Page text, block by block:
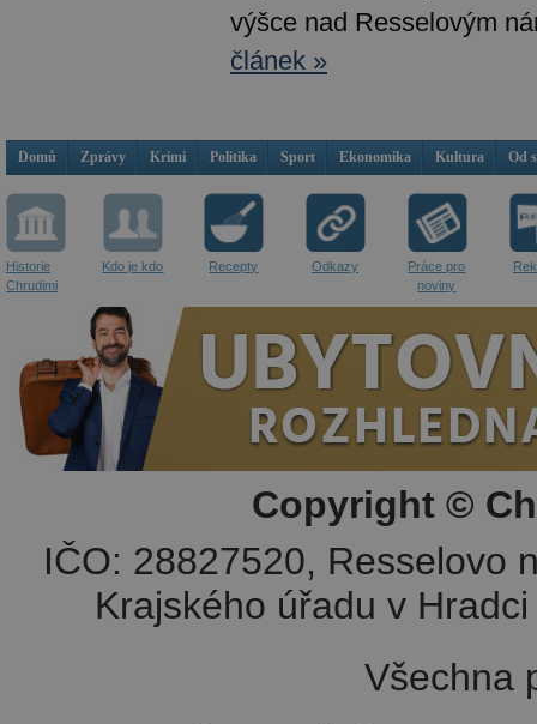
výšce nad Resselovým
článek »
Domů Zprávy Krimi Politika Sport Ekonomika Kultura Od
Historie
Chrudimi
Kdo je kdo Recepty Odkazy
Práce pro
noviny
Copyright ©
IČO: 28827520, Resselovo
Krajského úřadu v
Všechna